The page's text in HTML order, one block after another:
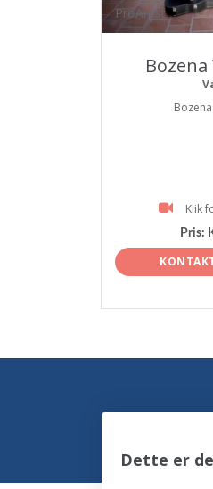
ProArtist
Bozena
Klik
Pris:
Dette er